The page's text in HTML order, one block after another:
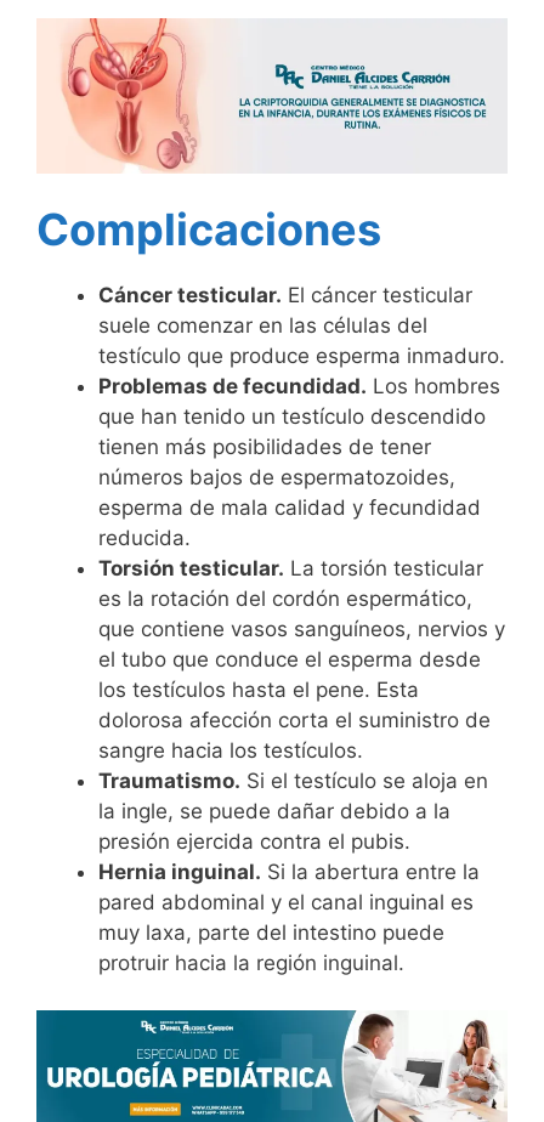
Complicaciones
Cáncer testicular. El cáncer testicular
suele comenzar en las células del
testículo que produce esperma inmaduro.
Problemas de fecundidad. Los hombres
que han tenido un testículo descendido
tienen más posibilidades de tener
números bajos de espermatozoides,
esperma de mala calidad y fecundidad
reducida.
Torsión testicular. La torsión testicular
es la rotación del cordón espermático,
que contiene vasos sanguíneos, nervios y
el tubo que conduce el esperma desde
los testículos hasta el pene. Esta
dolorosa afección corta el suministro de
sangre hacia los testículos.
Traumatismo. Si el testículo se aloja en
la ingle, se puede dañar debido a la
presión ejercida contra el pubis.
Hernia inguinal. Si la abertura entre la
pared abdominal y el canal inguinal es
muy laxa, parte del intestino puede
protruir hacia la región inguinal.